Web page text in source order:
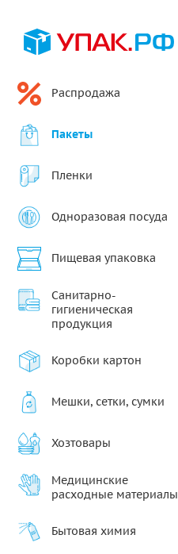
Распродажа
Пакеты
Пленки
Одноразовая посуда
Пищевая упаковка
Санитарно-
гигиеническая
продукция
Коробки картон
Мешки, сетки, сумки
Хозтовары
Медицинские
расходные материалы
Бытовая химия